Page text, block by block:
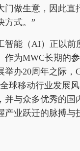
门做生意，因此直
方式。”
智能（AI）正以前
作为MWC长期的
举办20周年之际，
球移动行业发展
并与众多优秀的国
产业跃迁的脉搏与